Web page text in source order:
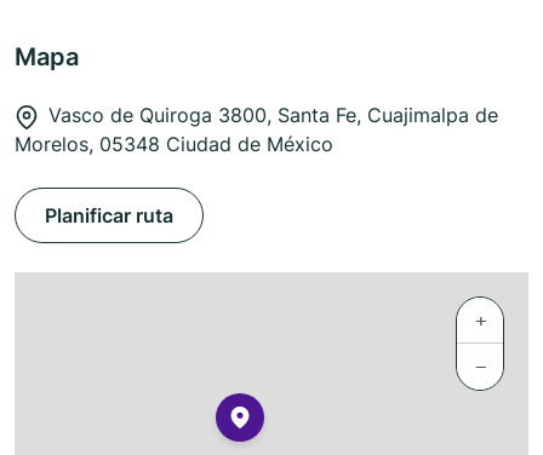
Mapa
Vasco de Quiroga 3800, Santa Fe, Cuajimalpa de
Morelos, 05348 Ciudad de México
Planificar ruta
+
−